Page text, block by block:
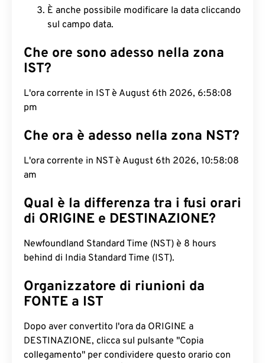
È anche possibile modificare la data cliccando
sul campo data.
Che ore sono adesso nella zona
IST?
L'ora corrente in IST è August 6th 2026, 6:58:09
pm
Che ora è adesso nella zona NST?
L'ora corrente in NST è August 6th 2026, 10:58:09
am
Qual è la differenza tra i fusi orari
di ORIGINE e DESTINAZIONE?
Newfoundland Standard Time (NST) è 8 hours
behind di India Standard Time (IST).
Organizzatore di riunioni da
FONTE a IST
Dopo aver convertito l'ora da ORIGINE a
DESTINAZIONE, clicca sul pulsante "Copia
collegamento" per condividere questo orario con